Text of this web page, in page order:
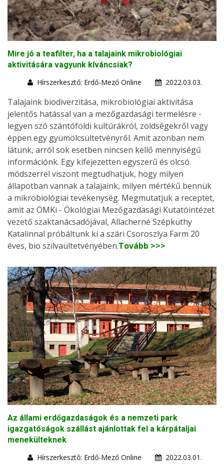
Mire jó a teafilter, ha a talajaink mikrobiológiai
aktivitására vagyunk kíváncsiak?
Hírszerkesztő: Erdő-Mező Online
2022.03.03.
Talajaink biodiverzitása, mikrobiológiai aktivitása
jelentős hatással van a mezőgazdasági termelésre -
legyen szó szántóföldi kultúrákról, zöldségekről vagy
éppen egy gyümölcsültetvényről. Amit azonban nem
látunk, arról sok esetben nincsen kellő mennyiségű
információnk. Egy kifejezetten egyszerű és olcsó
módszerrel viszont megtudhatjuk, hogy milyen
állapotban vannak a talajaink, milyen mértékű bennük
a mikrobiológiai tevékenység. Megmutatjuk a receptet,
amit az ÖMKi - Ökológiai Mezőgazdasági Kutatóintézet
vezető szaktanácsadójával, Allacherné Szépkuthy
Katalinnal próbáltunk ki a szári Csoroszlya Farm 20
éves, bio szilvaültetvényében.Tovább >>>
Az állami erdőgazdaságok és a nemzeti park
igazgatóságok szállást ajánlottak fel a kárpátaljai
menekülteknek
Hírszerkesztő: Erdő-Mező Online
2022.03.01.